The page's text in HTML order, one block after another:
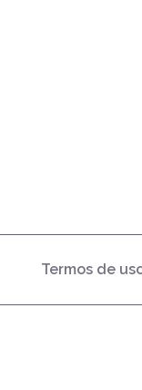
Termos de